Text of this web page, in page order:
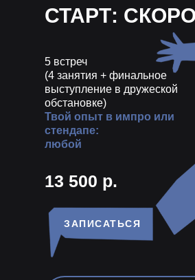
5 встреч
(4 занятия + финальное
выступление в дружеской
обстановке)
Твой опыт в импро или
стендапе:
любой
СТАРТ: СКОРО
13 500 р.
ЗАПИСАТЬСЯ